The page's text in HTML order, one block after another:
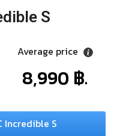
S
Average price
8,990 ฿.
Incredible S